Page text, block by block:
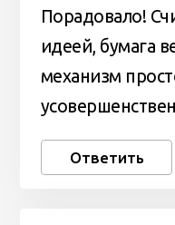
Порадовало!
идеей, бумага
механизм
Ответить